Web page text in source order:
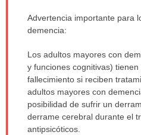
Advertencia:
extendido.
Advertencia importante para
demencia:
Los adultos mayores con
y funciones cognitivas)
fallecimiento si reciben
adultos mayores con
posibilidad de sufrir un
derrame cerebral durante el
antipsicóticos.